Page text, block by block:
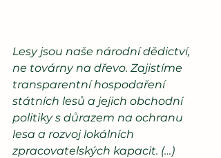
Lesy jsou naše národní dědictví,
ne továrny na dřevo. Zajistíme
transparentní hospodaření
státních lesů a jejich obchodní
politiky s důrazem na ochranu
lesa a rozvoj lokálních
zpracovatelských kapacit. (…)